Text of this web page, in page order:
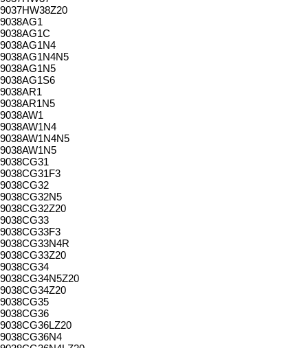
9037HW38Z20
9038AG1
9038AG1C
9038AG1N4
9038AG1N4N5
9038AG1N5
9038AG1S6
9038AR1
9038AR1N5
9038AW1
9038AW1N4
9038AW1N4N5
9038AW1N5
9038CG31
9038CG31F3
9038CG32
9038CG32N5
9038CG32Z20
9038CG33
9038CG33F3
9038CG33N4R
9038CG33Z20
9038CG34
9038CG34N5Z20
9038CG34Z20
9038CG35
9038CG36
9038CG36LZ20
9038CG36N4